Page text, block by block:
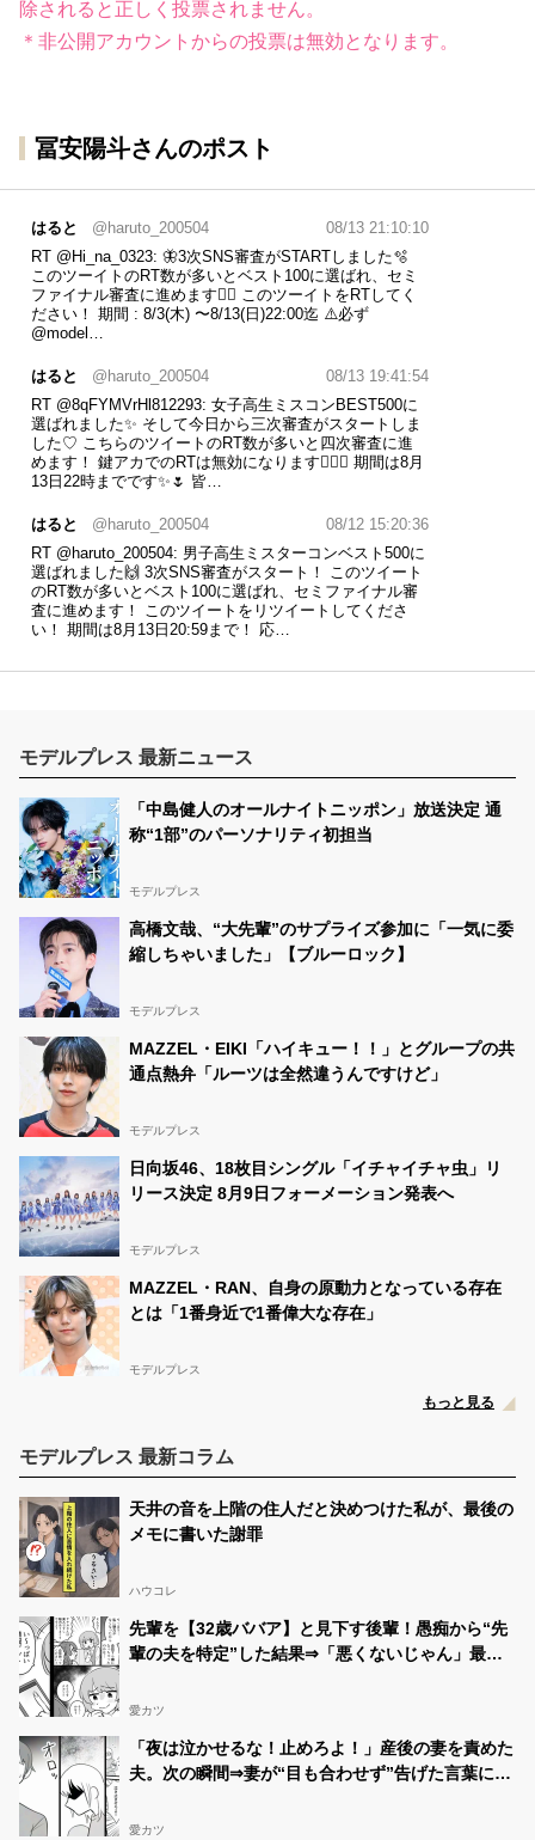
除されると正しく投票されません。
＊非公開アカウントからの投票は無効となります。
冨安陽斗さんのポスト
はると @haruto_200504
08/13 21:10:10
RT @Hi_na_0323: 🦋3次SNS審査がSTARTしました🫧
このツーイトのRT数が多いとベスト100に選ばれ、セミ
ファイナル審査に進めます❤️‍🔥 このツーイトをRTしてく
ださい！ 期間 : 8/3(木) 〜8/13(日)22:00迄 ⚠️必ず
@model…
はると @haruto_200504
08/13 19:41:54
RT @8qFYMVrHl812293: 女子高生ミスコンBEST500に
選ばれました✨ そして今日から三次審査がスタートしま
した♡ こちらのツイートのRT数が多いと四次審査に進
めます！ 鍵アカでのRTは無効になります🙇🏻‍♀️ 期間は8月
13日22時までです✨🌷 皆…
はると @haruto_200504
08/12 15:20:36
RT @haruto_200504: 男子高生ミスターコンベスト500に
選ばれました🙌 3次SNS審査がスタート！ このツイート
のRT数が多いとベスト100に選ばれ、セミファイナル審
査に進めます！ このツイートをリツイートしてくださ
い！ 期間は8月13日20:59まで！ 応…
はると @haruto_200504
08/12 15:20:31
のツイートをリツイートしてください！ 期間は8月13日
20:59まで！ 応援よろしくお願いします！#男子高生ミ
スターコン https://t.co/7TuOD2eAtm
陽斗 @haruto_200504
08/14 21:27:48
男子高生ミスターコン???? はじめまして！奈良県在住高
校2年生の冨安 陽斗(とみやす はると)です！ このツイー
よう頑張るので皆様の力をどうかお貸しください！…
https://t.co/ZVxs94GhMu
モデルプレス 最新ニュース
「中島健人のオールナイトニッポン」放送決定 通
称“1部”のパーソナリティ初担当
モデルプレス
高橋文哉、“大先輩”のサプライズ参加に「一気に委
縮しちゃいました」【ブルーロック】
モデルプレス
MAZZEL・EIKI「ハイキュー！！」とグループの共
通点熱弁「ルーツは全然違うんですけど」
モデルプレス
日向坂46、18枚目シングル「イチャイチャ虫」リ
リース決定 8月9日フォーメーション発表へ
モデルプレス
MAZZEL・RAN、自身の原動力となっている存在
とは「1番身近で1番偉大な存在」
モデルプレス
もっと見る
モデルプレス 最新コラム
天井の音を上階の住人だと決めつけた私が、最後の
メモに書いた謝罪
ハウコレ
先輩を【32歳ババア】と見下す後輩！愚痴から“先
輩の夫を特定”した結果⇒「悪くないじゃん」最悪
愛カツ
「夜は泣かせるな！止めろよ！」産後の妻を責めた
夫。次の瞬間⇒妻が“目も合わせず”告げた言葉に…
愛カツ